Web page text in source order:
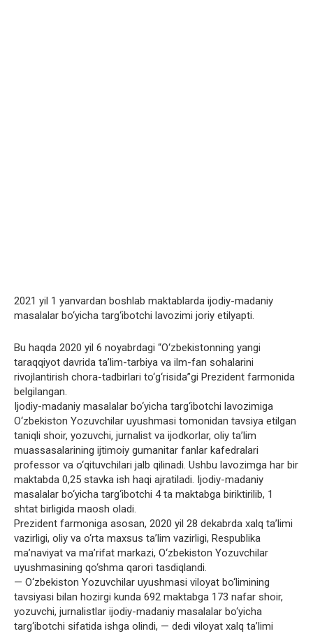
2021 yil 1 yanvardan boshlab maktablarda ijodiy-madaniy
masalalar bo‘yicha targ‘ibotchi lavozimi joriy etilyapti.
Bu haqda 2020 yil 6 noyabrdagi “O‘zbekistonning yangi
taraqqiyot davrida ta’lim-tarbiya va ilm-fan sohalarini
rivojlantirish chora-tadbirlari to‘g‘risida”gi Prezident farmonida
belgilangan.
Ijodiy-madaniy masalalar bo‘yicha targ‘ibotchi lavozimiga
O‘zbekiston Yozuvchilar uyushmasi tomonidan tavsiya etilgan
taniqli shoir, yozuvchi, jurnalist va ijodkorlar, oliy ta’lim
muassasalarining ijtimoiy gumanitar fanlar kafedralari
professor va o‘qituvchilari jalb qilinadi. Ushbu lavozimga har bir
maktabda 0,25 stavka ish haqi ajratiladi. Ijodiy-madaniy
masalalar bo‘yicha targ‘ibotchi 4 ta maktabga biriktirilib, 1
shtat birligida maosh oladi.
Prezident farmoniga asosan, 2020 yil 28 dekabrda xalq ta’limi
vazirligi, oliy va o‘rta maxsus ta’lim vazirligi, Respublika
ma’naviyat va ma’rifat markazi, O‘zbekiston Yozuvchilar
uyushmasining qo‘shma qarori tasdiqlandi.
— O‘zbekiston Yozuvchilar uyushmasi viloyat bo‘limining
tavsiyasi bilan hozirgi kunda 692 maktabga 173 nafar shoir,
yozuvchi, jurnalistlar ijodiy-madaniy masalalar bo‘yicha
targ‘ibotchi sifatida ishga olindi, — dedi viloyat xalq ta’limi